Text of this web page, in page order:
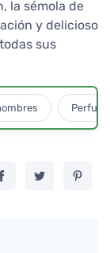
la sémola de
y delicioso
sus